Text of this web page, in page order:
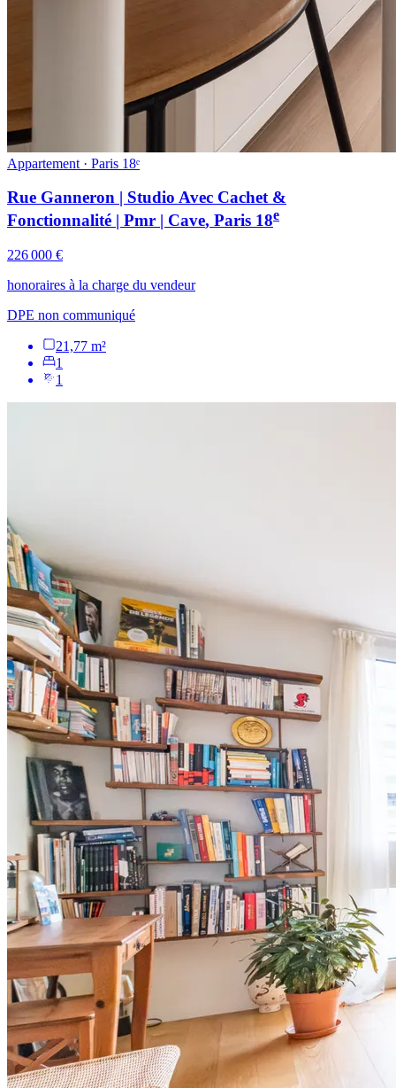
Appartement · Paris 18ᵉ
Rue Ganneron | Studio Avec Cachet &
Fonctionnalité | Pmr | Cave, Paris 18e
226 000 €
honoraires à la charge du vendeur
DPE non communiqué
21,77 m²
1
1